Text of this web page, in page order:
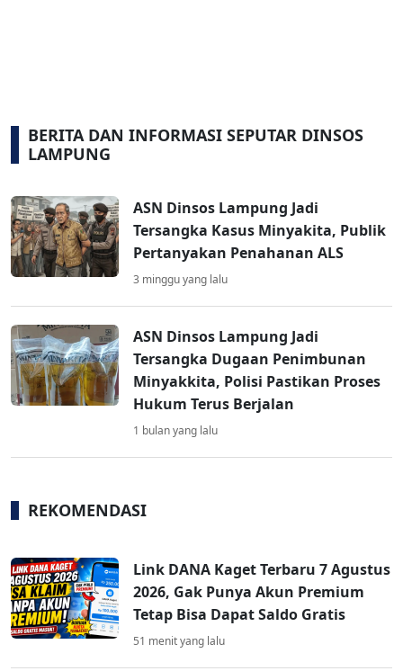
BERITA DAN INFORMASI SEPUTAR DINSOS
LAMPUNG
ASN Dinsos Lampung Jadi
Tersangka Kasus Minyakita, Publik
Pertanyakan Penahanan ALS
3 minggu yang lalu
ASN Dinsos Lampung Jadi
Tersangka Dugaan Penimbunan
Minyakkita, Polisi Pastikan Proses
Hukum Terus Berjalan
1 bulan yang lalu
REKOMENDASI
Link DANA Kaget Terbaru 7 Agustus
2026, Gak Punya Akun Premium
Tetap Bisa Dapat Saldo Gratis
51 menit yang lalu